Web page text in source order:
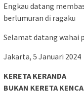
Engkau datang
berlumuran di ragaku
Selamat datang wahai
Jakarta, 5 Januari 2024
KERETA KERANDA
BUKAN KERETA